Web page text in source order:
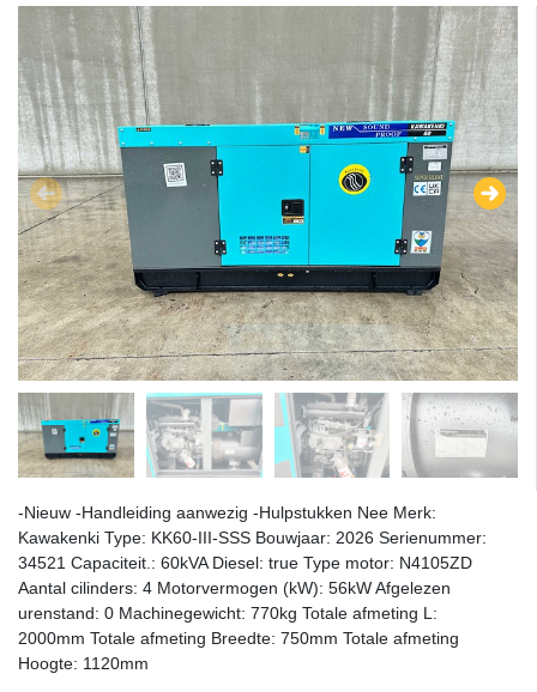
-Nieuw -Handleiding aanwezig -Hulpstukken Nee Merk:
Kawakenki Type: KK60-III-SSS Bouwjaar: 2026 Serienummer:
34521 Capaciteit.: 60kVA Diesel: true Type motor: N4105ZD
Aantal cilinders: 4 Motorvermogen (kW): 56kW Afgelezen
urenstand: 0 Machinegewicht: 770kg Totale afmeting L:
2000mm Totale afmeting Breedte: 750mm Totale afmeting
Hoogte: 1120mm